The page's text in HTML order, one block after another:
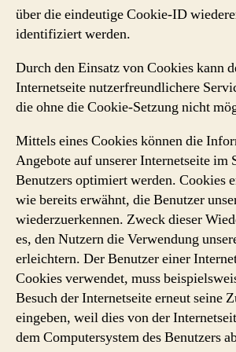
über die eindeutige Cookie-ID
identifiziert werden.
Durch den Einsatz von Cookies kann
Internetseite nutzerfreundlichere
die ohne die Cookie-Setzung nicht
Mittels eines Cookies können die
Angebote auf unserer Internetseite im
Benutzers optimiert werden. Cookies
wie bereits erwähnt, die Benutzer
wiederzuerkennen. Zweck dieser
es, den Nutzern die Verwendung
erleichtern. Der Benutzer einer
Cookies verwendet, muss
Besuch der Internetseite erneut seine
eingeben, weil dies von der
dem Computersystem des Benutzers